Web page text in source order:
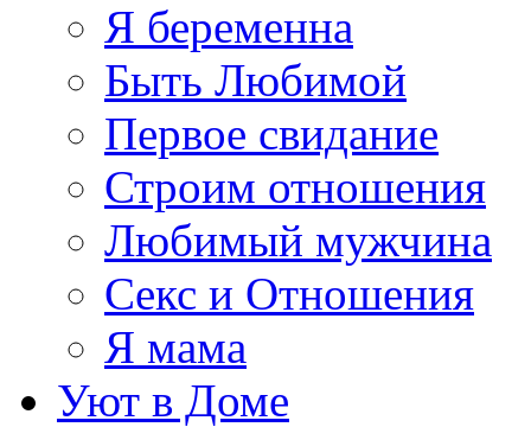
Я беременна
Быть Любимой
Первое свидание
Строим отношения
Любимый мужчина
Секс и Отношения
Я мама
Уют в Доме